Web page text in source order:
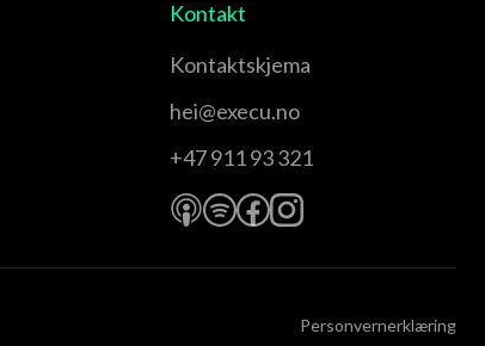
Kontakt
Kontaktskjema
hei@execu.no
+47 911 93 321
Personvernerklæring